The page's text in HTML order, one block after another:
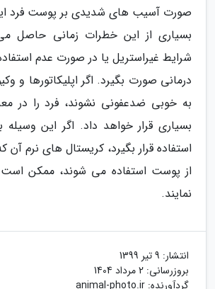
صورت آسیب های شدیدی بر پوست فرد
بسیاری از این خطرات زمانی حاصل
شرایط غیراستریل یا در صورت عدم
درمانی صورت بگیرد. اگر اپلیکاتورها و
به خوبی ضدعفونی نشوند، فرد را در
بسیاری قرار خواهد داد. اگر این وسیله
استفاده قرار بگیرد، کریستال های نرم آن
از پوست استفاده می شوند، ممکن
نمایند.
انتشار: 9 تیر 1399
بروزرسانی: 2 مرداد 1404
گردآورنده: animal-photo.ir